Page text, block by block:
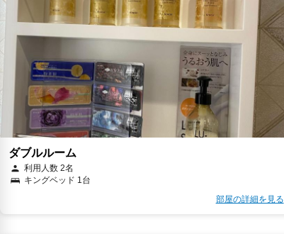
ダブルルーム
利用人数 2名
キングベッド 1台
部屋の詳細を見る